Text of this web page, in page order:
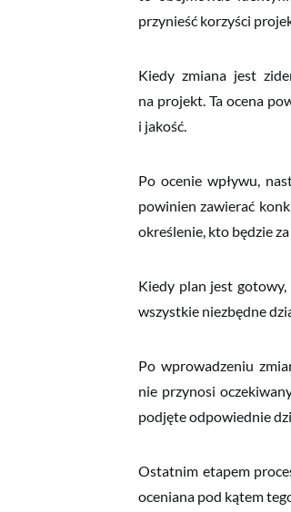
przynieść korzyści
Kiedy zmiana jest
na projekt. Ta ocena
i jakość.
Po ocenie wpływu,
powinien zawierać
określenie, kto będzie
Kiedy plan jest gotowy,
wszystkie niezbędne
Po wprowadzeniu
nie przynosi
podjęte odpowiednie
Ostatnim etapem
oceniana pod kątem